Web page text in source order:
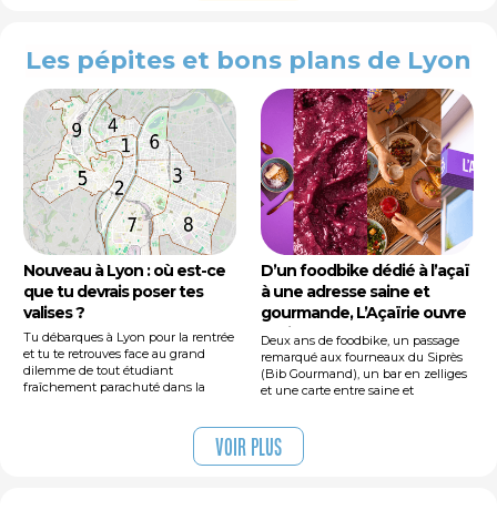
Les pépites et bons plans de Lyon
Nouveau à Lyon : où est-ce
que tu devrais poser tes
valises ?
Tu débarques à Lyon pour la rentrée
et tu te retrouves face au grand
dilemme de tout étudiant
fraîchement parachuté dans la
Villeurbanne, chaque quartier a ses
fans, ses clichés et ses arguments.
D’un foodbike dédié à l’açaï
à une adresse saine et
gourmande, L’Açaïrie ouvre
enfin son restaurant à Lyon
7e
Deux ans de foodbike, un passage
remarqué aux fourneaux du Siprès
(Bib Gourmand), un bar en zelliges
et une carte entre saine et
temps de bien faire les choses. Son
restaurant vient d’ouvrir dans le 7e
et c’est exactement le genre
Voir plus